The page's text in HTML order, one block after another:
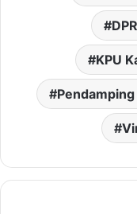
KPU
Pendamping